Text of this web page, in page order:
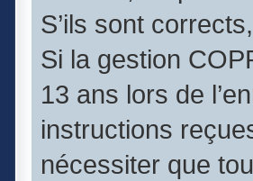
S’ils sont
Si la gestion
13 ans lors de
instructions
nécessiter que